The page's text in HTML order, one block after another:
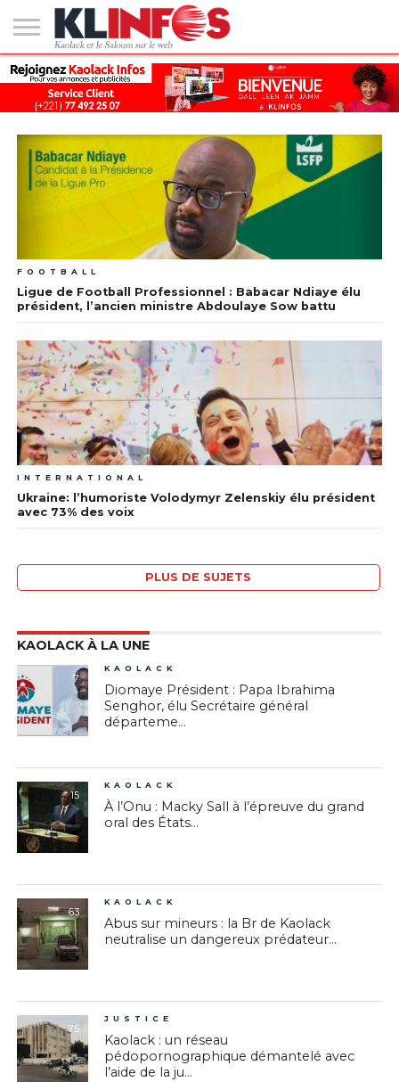
#2
(PAS
DE
TITRE)
KAOLACK
POLITIQUE
ECONOMIE
SOCIÉTÉ
CULTURE
PEOPLE
SPORT
SANTÉ
AFRIQUE
INTERNATIONAL
EMPLOI &
FORMATION
FOOTBALL
Ligue de Football Professionnel : Babacar Ndiaye élu
président, l’ancien ministre Abdoulaye Sow battu
INTERNATIONAL
Ukraine: l’humoriste Volodymyr Zelenskiy élu président
avec 73% des voix
PLUS DE SUJETS
KAOLACK À LA UNE
7
KAOLACK
Diomaye Président : Papa Ibrahima
Senghor, élu Secrétaire général
départeme...
15
KAOLACK
À l’Onu : Macky Sall à l’épreuve du grand
oral des États...
63
KAOLACK
Abus sur mineurs : la Br de Kaolack
neutralise un dangereux prédateur...
75
JUSTICE
Kaolack : un réseau
pédopornographique démantelé avec
l’aide de la ju...